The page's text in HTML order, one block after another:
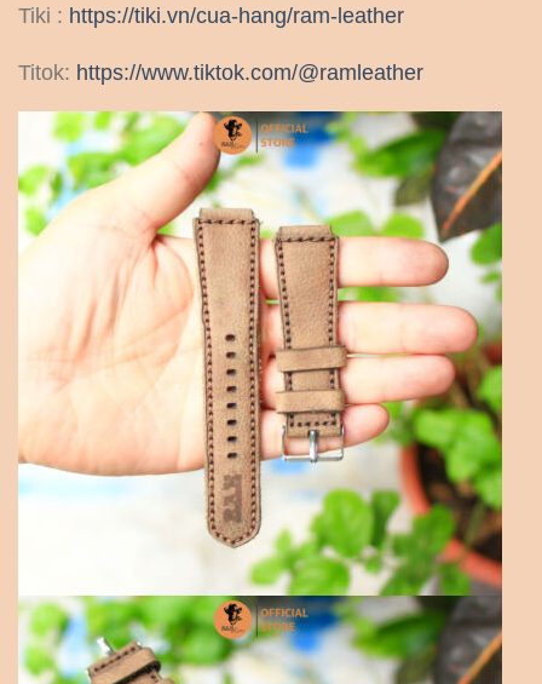
Tiki : https://tiki.vn/cua-hang/ram-leather
Titok: https://www.tiktok.com/@ramleather